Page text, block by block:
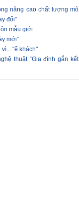
nâng cao chất lượng mô
đổi”
mẫu giới
mới”
"ế khách"
thuật “Gia đình gắn kết